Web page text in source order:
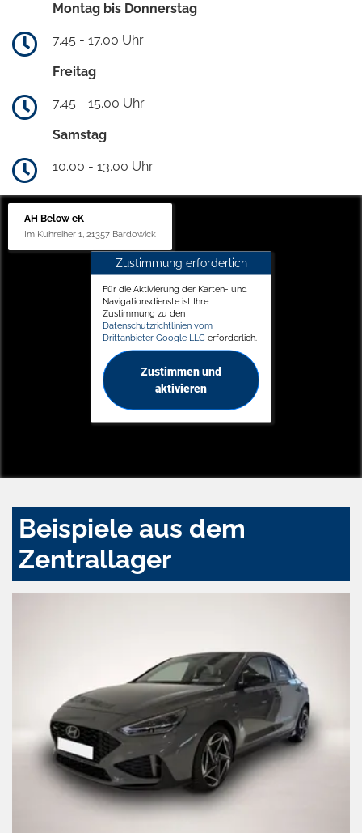
Montag bis Donnerstag
7.45 - 17.00 Uhr
Freitag
7.45 - 15.00 Uhr
Samstag
10.00 - 13.00 Uhr
AH Below eK
Im Kuhreiher 1, 21357 Bardowick
Zustimmung erforderlich
Für die Aktivierung der Karten- und
Navigationsdienste ist Ihre
Zustimmung zu den
Datenschutzrichtlinien vom
Drittanbieter Google LLC erforderlich.
Zustimmen und
aktivieren
Beispiele aus dem
Zentrallager